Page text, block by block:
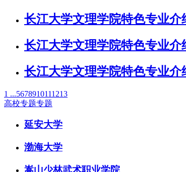
长江大学文理学院特色专业介
长江大学文理学院特色专业
长江大学文理学院特色专业
1 ...5678910111213
高校专题专题
延安大学
渤海大学
嵩山少林武术职业学院